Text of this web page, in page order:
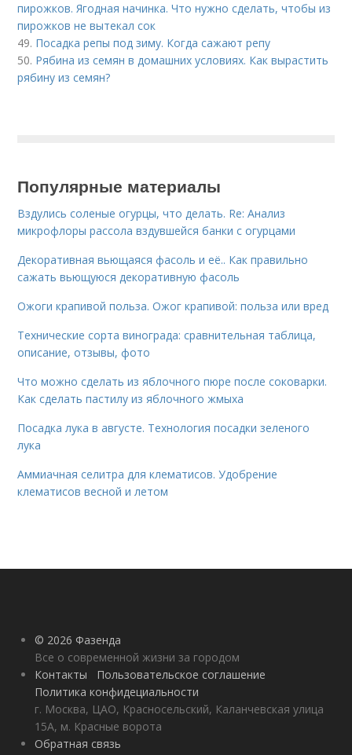
пирожков. Ягодная начинка. Что нужно сделать, чтобы из
пирожков не вытекал сок
49. Посадка репы под зиму. Когда сажают репу
50. Рябина из семян в домашних условиях. Как вырастить
рябину из семян?
Популярные материалы
Вздулись соленые огурцы, что делать. Re: Анализ
микрофлоры рассола вздувшейся банки с огурцами
Декоративная вьющаяся фасоль и её.. Как правильно
сажать вьющуюся декоративную фасоль
Ожоги крапивой польза. Ожог крапивой: польза или вред
Технические сорта винограда: сравнительная таблица,
описание, отзывы, фото
Что можно сделать из яблочного пюре после соковарки.
Как сделать пастилу из яблочного жмыха
Посадка лука в августе. Технология посадки зеленого
лука
Аммиачная селитра для клематисов. Удобрение
клематисов весной и летом
© 2026 Фазенда
Все о современной жизни за городом
Контакты
Пользовательское соглашение
Политика конфидециальности
г. Москва, ЦАО, Красносельский, Каланчевская улица
15А, м. Красные ворота
Обратная связь